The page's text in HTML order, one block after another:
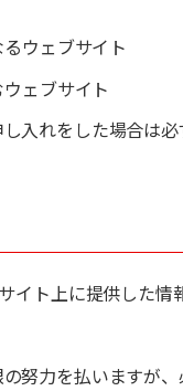
ウェブサイト
ェブサイト
入れをした場合は必
ト上に提供した
努力を払いますが